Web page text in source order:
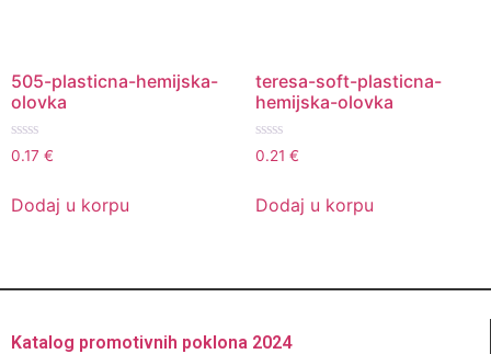
505-plasticna-hemijska-
olovka
Ocenjeno
sa
5
0.17 €
Dodaj u korpu
teresa-soft-plasticna-
hemijska-olovka
Ocenjeno
sa
5
0.21 €
Dodaj u korpu
Katalog promotivnih poklona 2024